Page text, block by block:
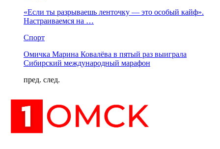
«Если ты разрываешь ленточку — это особый кайф».
Настраиваемся на …
Спорт
Омичка Марина Ковалёва в пятый раз выиграла
Сибирский международный марафон
пред. след.